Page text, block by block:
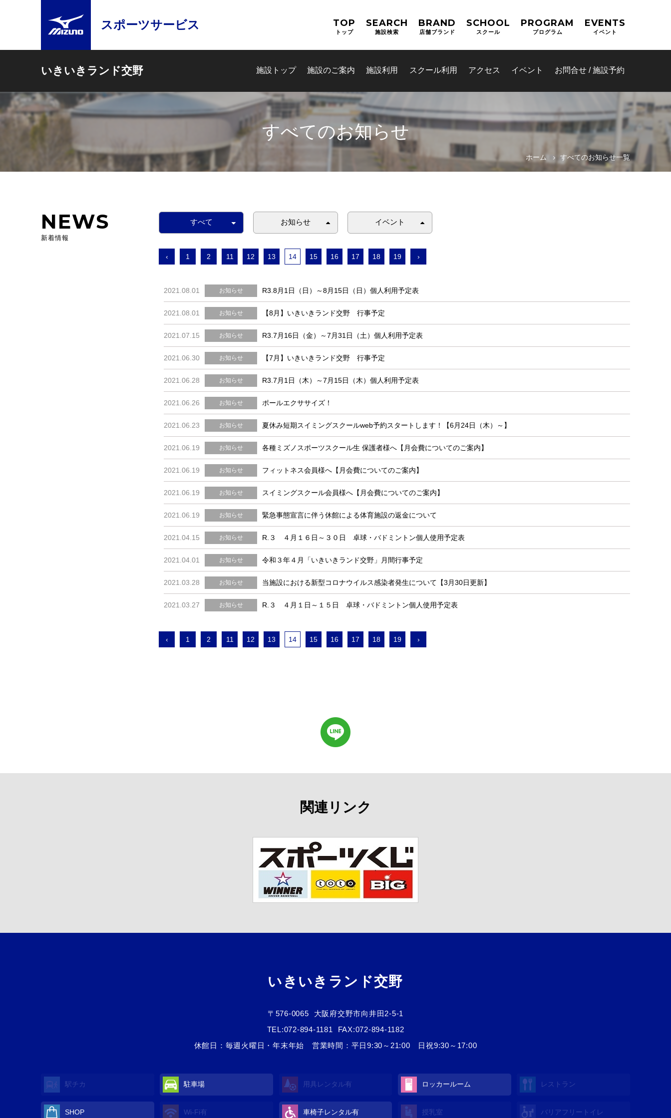
スポーツサービス TOP
トップ
SEARCH
施設検索
BRAND
店舗ブランド
SCHOOL
スクール
PROGRAM
プログラム
EVENTS
イベント
いきいきランド交野 施設トップ 施設のご案内 施設利用 スクール利用 アクセス イベント お問合せ / 施設予約
お問合せフォーム
交野市施設予約システム
すべてのお知らせ
ホーム すべてのお知らせ一覧
NEWS
新着情報
すべて お知らせ イベント
‹ 1 2 11 12 13 14 15 16 17 18 19 ›
2021.08.01 お知らせ R3.8月1日（日）～8月15日（日）個人利用予定表
2021.08.01 お知らせ 【8月】いきいきランド交野 行事予定
2021.07.15 お知らせ R3.7月16日（金）～7月31日（土）個人利用予定表
2021.06.30 お知らせ 【7月】いきいきランド交野 行事予定
2021.06.28 お知らせ R3.7月1日（木）～7月15日（木）個人利用予定表
2021.06.26 お知らせ ポールエクササイズ！
2021.06.23 お知らせ 夏休み短期スイミングスクールweb予約スタートします！【6月24日（木）～】
2021.06.19 お知らせ 各種ミズノスポーツスクール生 保護者様へ【月会費についてのご案内】
2021.06.19 お知らせ フィットネス会員様へ【月会費についてのご案内】
2021.06.19 お知らせ スイミングスクール会員様へ【月会費についてのご案内】
2021.06.19 お知らせ 緊急事態宣言に伴う休館による体育施設の返金について
2021.04.15 お知らせ R.３ ４月１６日～３０日 卓球・バドミントン個人使用予定表
2021.04.01 お知らせ 令和３年４月「いきいきランド交野」月間行事予定
2021.03.28 お知らせ 当施設における新型コロナウイルス感染者発生について【3月30日更新】
2021.03.27 お知らせ R.３ ４月１日～１５日 卓球・バドミントン個人使用予定表
‹ 1 2 11 12 13 14 15 16 17 18 19 ›
関連リンク
いきいきランド交野
〒576-0065
大阪府交野市向井田2-5-1
TEL:072-894-1181
FAX:072-894-1182
休館日：毎週火曜日・年末年始 営業時間：平日9:30～21:00 日祝9:30～17:00
駅チカ 駐車場 用具レンタル有 ロッカールーム レストラン
SHOP Wi-Fi有 車椅子レンタル有 授乳室 バリアフリートイレ